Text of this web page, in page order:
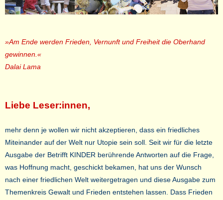
»Am Ende werden Frieden, Vernunft und Freiheit die Oberhand
gewinnen.«
Dalai Lama
Liebe Leser:innen,
mehr denn je wollen wir nicht akzeptieren, dass ein friedliches
Miteinander auf der Welt nur Utopie sein soll. Seit wir für die letzte
Ausgabe der Betrifft KINDER berührende Antworten auf die Frage,
was Hoffnung macht, geschickt bekamen, hat uns der Wunsch
nach einer friedlichen Welt weitergetragen und diese Ausgabe zum
Themenkreis Gewalt und Frieden entstehen lassen. Dass Frieden